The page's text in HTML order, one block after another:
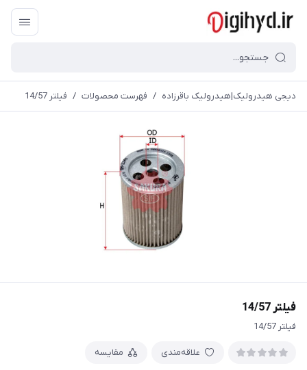
دیجی هیدرولیک|هیدرولیک باقرزاده / فهرست محصولات / فیلتر 14/57
فیلتر 14/57
فیلتر 14/57
علاقه‌مندی مقایسه